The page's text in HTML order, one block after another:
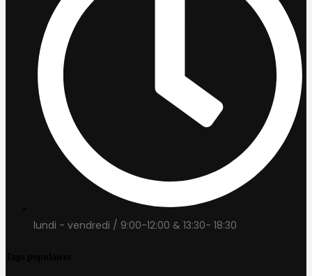
lundi - vendredi / 9:00-12:00 & 13:30- 18:30